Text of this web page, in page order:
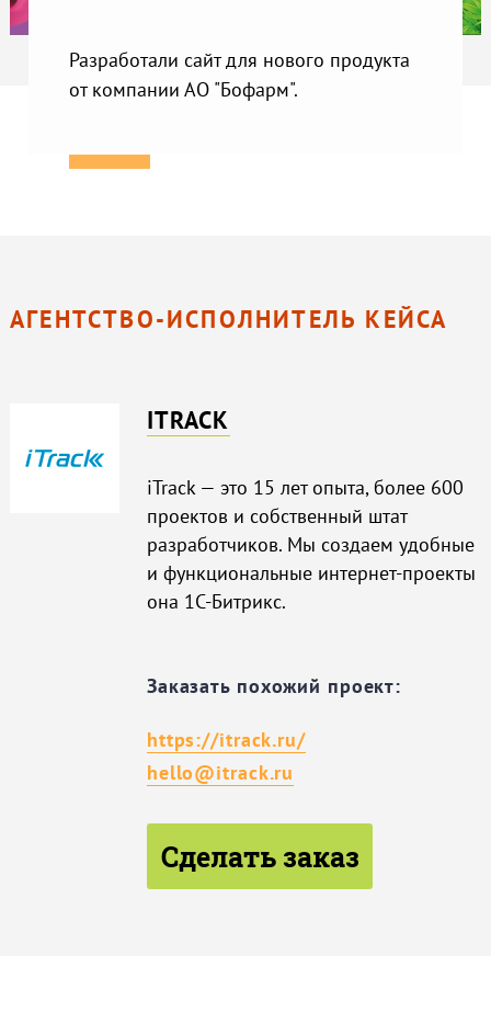
Разработали сайт для нового продукта
от компании АО "Бофарм".
АГЕНТСТВО-ИСПОЛНИТЕЛЬ КЕЙСА
ITRACK
iTrack — это 15 лет опыта, более 600
проектов и собственный штат
разработчиков. Мы создаем удобные
и функциональные интернет-проекты
она 1С-Битрикс.
Заказать похожий проект:
https://itrack.ru/
hello@itrack.ru
Сделать заказ